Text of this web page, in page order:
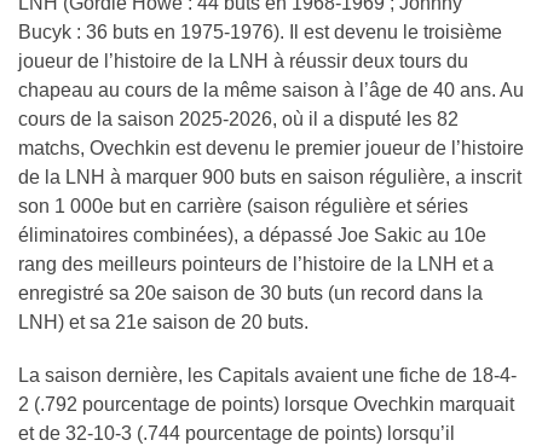
Bucyk : 36 buts en 1975-1976). Il est devenu le troisième
joueur de l’histoire de la LNH à réussir deux tours du
chapeau au cours de la même saison à l’âge de 40 ans. Au
cours de la saison 2025-2026, où il a disputé les 82
matchs, Ovechkin est devenu le premier joueur de l’histoire
de la LNH à marquer 900 buts en saison régulière, a inscrit
son 1 000e but en carrière (saison régulière et séries
éliminatoires combinées), a dépassé Joe Sakic au 10e
rang des meilleurs pointeurs de l’histoire de la LNH et a
enregistré sa 20e saison de 30 buts (un record dans la
LNH) et sa 21e saison de 20 buts.
La saison dernière, les Capitals avaient une fiche de 18-4-
2 (.792 pourcentage de points) lorsque Ovechkin marquait
et de 32-10-3 (.744 pourcentage de points) lorsqu’il